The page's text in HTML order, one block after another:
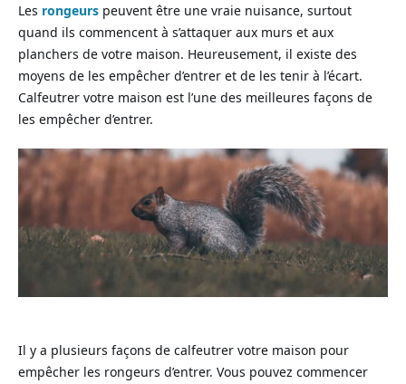
Les rongeurs peuvent être une vraie nuisance, surtout
quand ils commencent à s’attaquer aux murs et aux
planchers de votre maison. Heureusement, il existe des
moyens de les empêcher d’entrer et de les tenir à l’écart.
Calfeutrer votre maison est l’une des meilleures façons de
les empêcher d’entrer.
Il y a plusieurs façons de calfeutrer votre maison pour
empêcher les rongeurs d’entrer. Vous pouvez commencer